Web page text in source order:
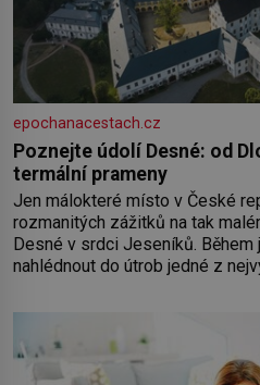
epochanacestach.cz
Poznejte údolí Desné: od
termální prameny
Jen málokteré místo v České
rozmanitých zážitků na tak
Desné v srdci Jeseníků.
nahlédnout do útrob jedné z
koloběžce a den zakončit